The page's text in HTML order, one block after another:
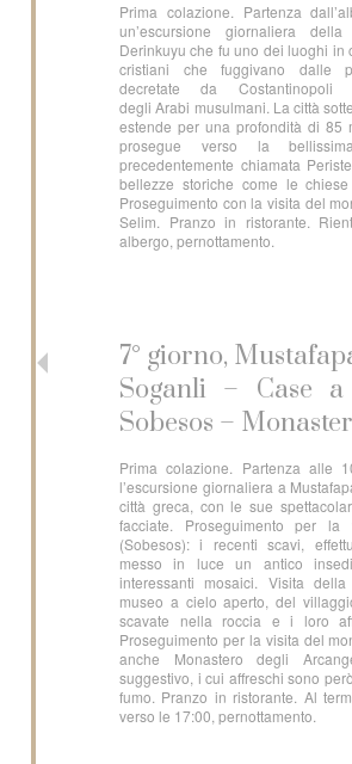
Prima colazione. Partenza
un’escursione giornaliera
Derinkuyu che fu uno dei luoghi in
cristiani che fuggivano dalle
decretate da
degli Arabi musulmani. La città
estende per una profondità di 85
prosegue verso la
precedentemente chiamata
bellezze storiche come le
Proseguimento con la visita del
Selim. Pranzo in ristorante.
albergo, pernottamento.
7° giorno,
Soganli – Case
Sobesos –
Prima colazione. Partenza alle
l’escursione giornaliera a
città greca, con le sue
facciate. Proseguimento per la
(Sobesos): i recenti scavi,
messo in luce un antico
interessanti mosaici. Visita
museo a cielo aperto, del
scavate nella roccia e i loro
Proseguimento per la visita del
anche Monastero degli
suggestivo, i cui affreschi sono
fumo. Pranzo in ristorante. Al
verso le 17:00, pernottamento.